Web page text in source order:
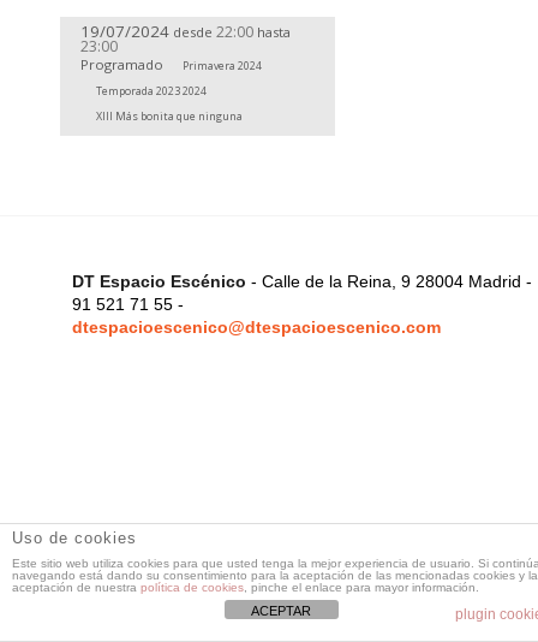
19/07/2024 desde 22:00 hasta
23:00
Programado
Primavera 2024
Temporada 2023 2024
XIII Más bonita que ninguna
DT Espacio Escénico - Calle de la Reina, 9 28004 Madrid -
91 521 71 55 -
dtespacioescenico@dtespacioescenico.com
Uso de cookies
Este sitio web utiliza cookies para que usted tenga la mejor experiencia de usuario. Si
navegando está dando su consentimiento para la aceptación de las mencionadas cookies y la
aceptación de nuestra política de cookies , pinche el enlace para mayor información.
plugin
ACEPTAR